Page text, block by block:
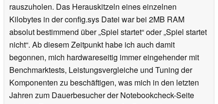
rauszuholen. Das Herauskitzeln eines einzelnen
Kilobytes in der config.sys Datei war bei 2MB RAM
absolut bestimmend über „Spiel startet“ oder „Spiel startet
nicht“. Ab diesem Zeitpunkt habe ich auch damit
begonnen, mich hardwareseitig immer eingehender mit
Benchmarktests, Leistungsvergleiche und Tuning der
Komponenten zu beschäftigen, was mich in den letzten
Jahren zum Dauerbesucher der Notebookcheck-Seite